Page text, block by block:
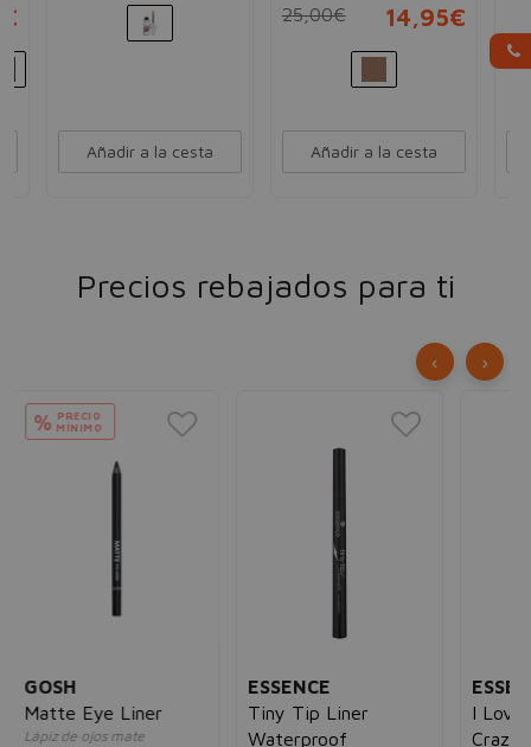
Añadir a la cesta
25,00€ 14,95€
Añadir a la cesta
Precios rebajados para ti
ESSENCE
Tiny Tip Liner
Waterproof
ESSENCE
I Love Extreme
Crazy Volume
‹ ›